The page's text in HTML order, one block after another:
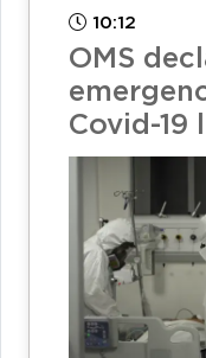
10:12
OMS
Covid-19